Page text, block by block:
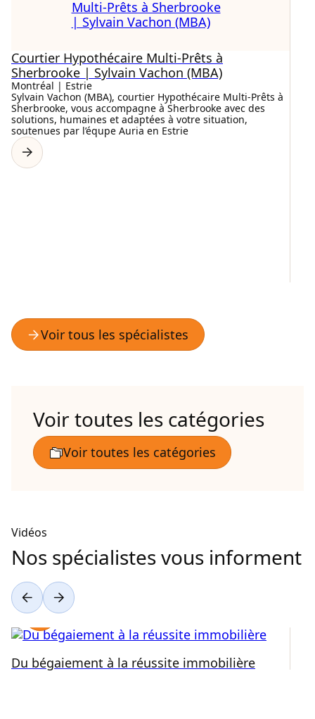
Courtier Hypothécaire Multi-Prêts à
Sherbrooke | Sylvain Vachon (MBA)
Montréal | Estrie
Sylvain Vachon (MBA), courtier Hypothécaire Multi-Prêts à
Sherbrooke, vous accompagne à Sherbrooke avec des
solutions, humaines et adaptées à votre situation,
soutenues par l’équpe Auria en Estrie
Voir toutes les catégories
Vidéos
Nos spécialistes vous informent
Du bégaiement à la réussite immobilière